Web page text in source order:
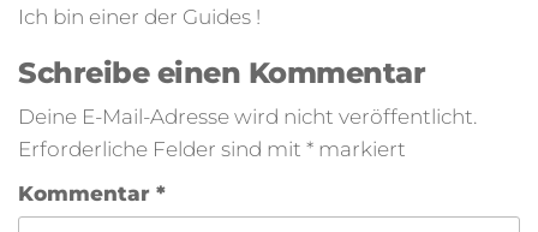
Ich bin einer der Guides !
Schreibe einen Kommentar
Deine E-Mail-Adresse wird nicht veröffentlicht.
Erforderliche Felder sind mit * markiert
Kommentar *